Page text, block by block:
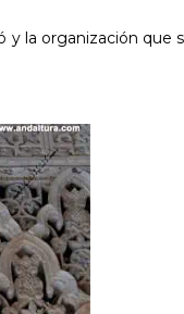
y la organización que